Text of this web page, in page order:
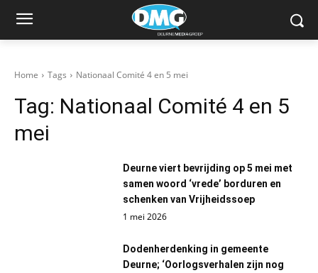
Home Tags Nationaal Comité 4 en 5 mei
Tag: Nationaal Comité 4 en 5
mei
Deurne viert bevrijding op 5 mei met
samen woord ‘vrede’ borduren en
schenken van Vrijheidssoep
1 mei 2026
Dodenherdenking in gemeente
Deurne; ‘Oorlogsverhalen zijn nog